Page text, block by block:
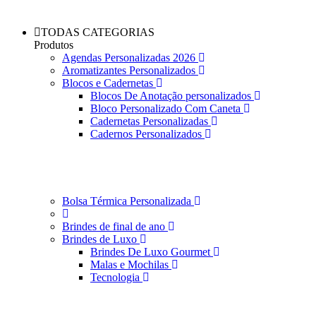
TODAS CATEGORIAS
Produtos
Agendas Personalizadas 2026
Aromatizantes Personalizados
Blocos e Cadernetas
Blocos De Anotação personalizados
Bloco Personalizado Com Caneta
Cadernetas Personalizadas
Cadernos Personalizados
Bolsa Térmica Personalizada
Brindes de final de ano
Brindes de Luxo
Brindes De Luxo Gourmet
Malas e Mochilas
Tecnologia